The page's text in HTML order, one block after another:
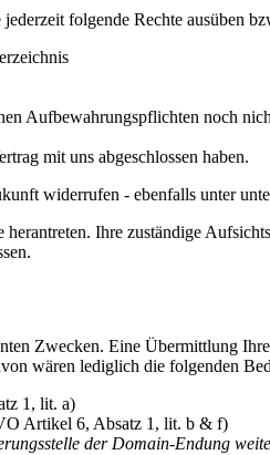
folgende Rechte ausüben
Aufbewahrungspflichten noch
mit uns abgeschlossen haben.
widerrufen - ebenfalls unter
Ihre zuständige
Zwecken. Eine Übermittlung
wären lediglich die folgenden
1, lit. a)
Artikel 6, Absatz 1, lit. b & f)
der Domain-Endung